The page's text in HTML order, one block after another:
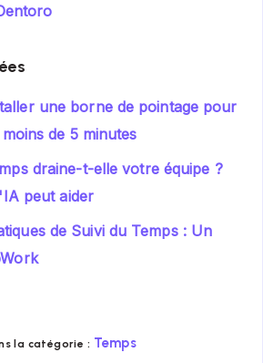
une borne de pointage pour
de 5 minutes
draine-t-elle votre équipe ?
peut aider
de Suivi du Temps : Un
la catégorie : Temps